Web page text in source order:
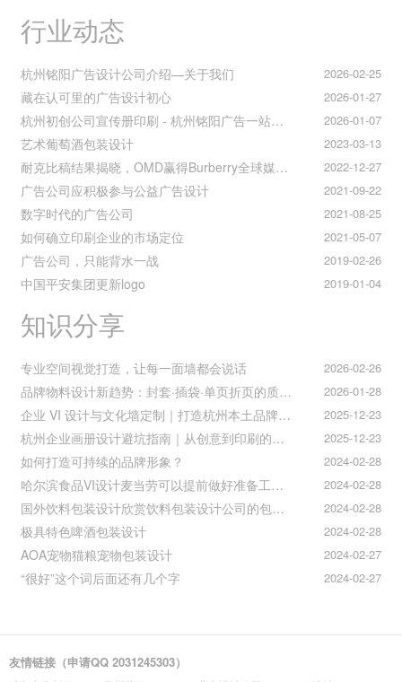
行业动态
2026-02-25
杭州铭阳广告设计公司介绍—关于我们
2026-01-27
藏在认可里的广告设计初心
2026-01-07
杭州初创公司宣传册印刷 - 杭州铭阳广告一站式解决方案
2023-03-13
艺术葡萄酒包装设计
2022-12-27
耐克比稿结果揭晓，OMD赢得Burberry全球媒介业务（转自广告狂人日报）
2021-09-22
广告公司应积极参与公益广告设计
2021-08-25
数字时代的广告公司
2021-05-07
如何确立印刷企业的市场定位
2019-02-26
广告公司，只能背水一战
2019-01-04
中国平安集团更新logo
知识分享
2026-02-26
专业空间视觉打造，让每一面墙都会说话
2026-01-28
品牌物料设计新趋势：封套·插袋·单页折页的质感升级之道
2025-12-23
企业 VI 设计与文化墙定制｜打造杭州本土品牌专属视觉符号
2025-12-23
杭州企业画册设计避坑指南｜从创意到印刷的全流程把控
2024-02-28
如何打造可持续的品牌形象？
2024-02-28
哈尔滨食品VI设计麦当劳可以提前做好准备工作促进挪动购买
2024-02-28
国外饮料包装设计欣赏饮料包装设计公司的包装设计
2024-02-28
极具特色啤酒包装设计
2024-02-27
AOA宠物猫粮宠物包装设计
2024-02-27
“很好”这个词后面还有几个字
友情链接（申请QQ 2031245303）